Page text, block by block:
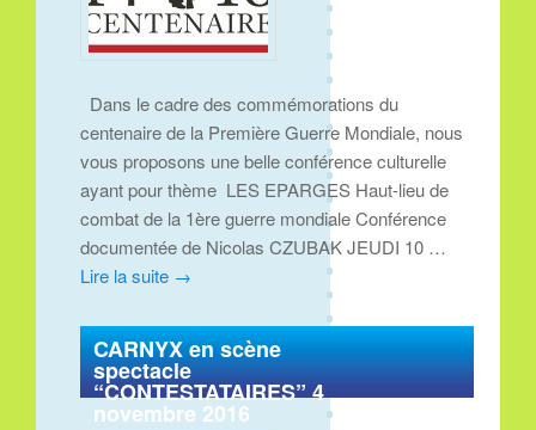
Dans le cadre des commémorations du
centenaire de la Première Guerre Mondiale, nous
vous proposons une belle conférence culturelle
ayant pour thème LES EPARGES Haut-lieu de
combat de la 1ère guerre mondiale Conférence
documentée de Nicolas CZUBAK JEUDI 10 …
Lire la suite →
CARNYX en scène
spectacle
“CONTESTATAIRES” 4
novembre 2016